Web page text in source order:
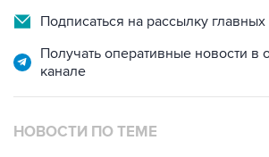
Подписаться на рассылку главных
Получать оперативные новости в
канале
НОВОСТИ ПО ТЕМЕ